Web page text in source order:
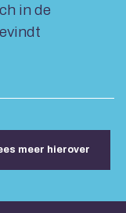
in de
meer hierover